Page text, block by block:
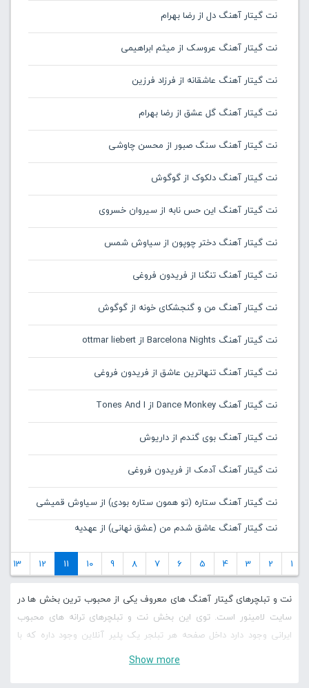
نت گیتار آهنگ دل از رضا بهرام
نت گیتار آهنگ عروسک از میثم ابراهیمی
نت گیتار آهنگ عاشقانه از فرزاد فرزین
نت گیتار آهنگ گل عشق از رضا بهرام
نت گیتار آهنگ سنگ صبور از محسن چاوشی
نت گیتار آهنگ دلکوک از گوگوش
نت گیتار آهنگ این حس نابه از سیروان خسروی
نت گیتار آهنگ دختر چوپون از سیاوش شمس
نت گیتار آهنگ تنگنا از فریدون فروغی
نت گیتار آهنگ من و گنجشکای خونه از گوگوش
نت گیتار آهنگ Barcelona Nights از ottmar liebert
نت گیتار آهنگ تنهاترین عاشق از فریدون فروغی
نت گیتار آهنگ Dance Monkey از Tones And I
نت گیتار آهنگ بوی گندم از داریوش
نت گیتار آهنگ آدمک از فریدون فروغی
نت گیتار آهنگ ستاره (تو همون ستاره بودی) از سیاوش قمیشی
نت گیتار آهنگ عاشق شدم من (عشق نهانی) از عهدیه
1
2
3
4
5
6
7
8
9
10
11
12
13
نت و تبلچرهای گیتار آهنگ های معروف یکی از محبوب ترین بخش ها در
سایت لامینور است. توی این بخش نت و تبلچرهای ترانه های محبوب
ایرانی وجود دارد داخل صفحه هر تبلجر یک پلیر آنلاین وجود داره که با
کمک آن می توانید تبلچر رو به صورت آنلاین اجرا کنید، لاین های مختلف
Show more